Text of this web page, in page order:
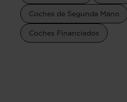
Coches de Segunda Mano
Coches Financiados